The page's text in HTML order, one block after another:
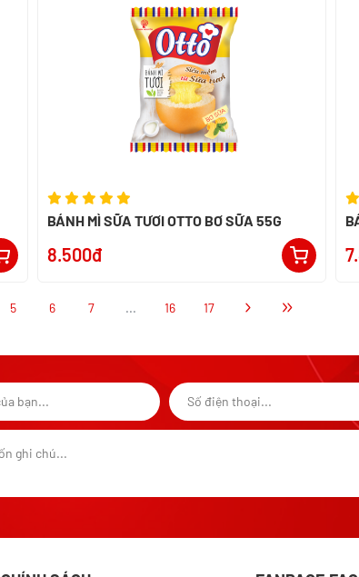
BÁNH MÌ SỮA TƯƠI OTTO BƠ SỮA 55G
8.500đ
5 6 7 ... 16 17